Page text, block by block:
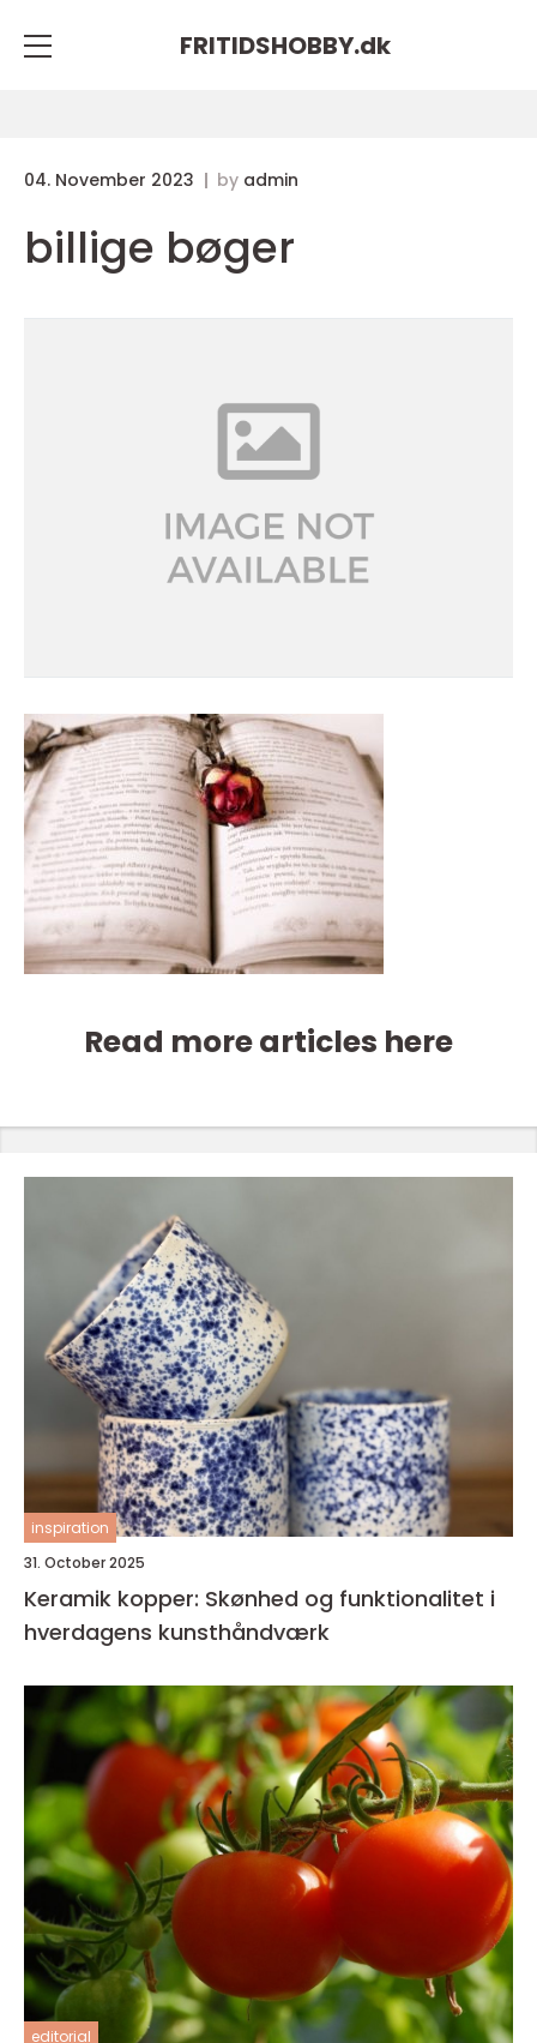
FRITIDSHOBBY.dk
04. November 2023 by admin
billige bøger
Read more articles here
inspiration
31. October 2025
Keramik kopper: Skønhed og funktionalitet i
hverdagens kunsthåndværk
editorial